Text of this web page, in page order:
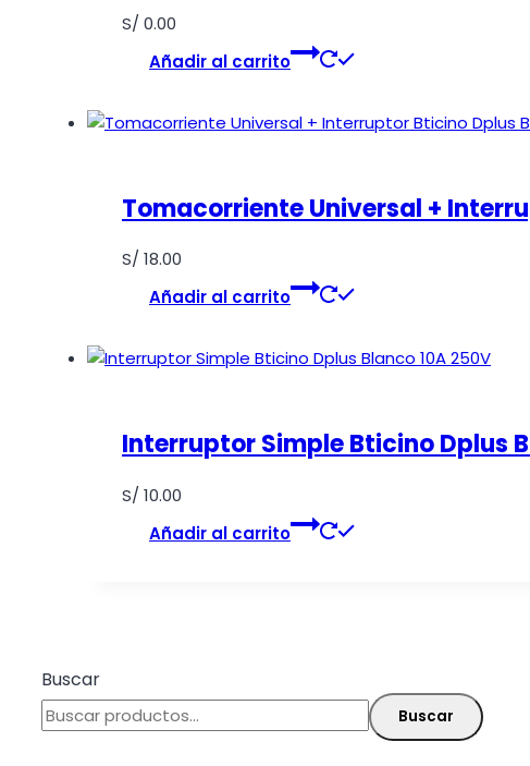
S/0.00
Añadir al carrito
Tomacorriente Universal +
S/ 18.00
Añadir al carrito
Interruptor Simple Bticino Dplus
S/10.00
Añadir al carrito
Buscar
Buscar